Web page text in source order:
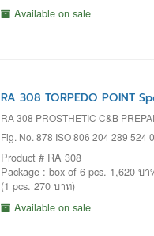
Available on sale
RA 308 TORPEDO POINT
RA 308 PROSTHETIC C&B
Fig. No. 878 ISO 806 204 289 524
Product # RA 308
Package : box of 6 pcs. 1,620 บา
(1 pcs. 270 บาท)
Available on sale